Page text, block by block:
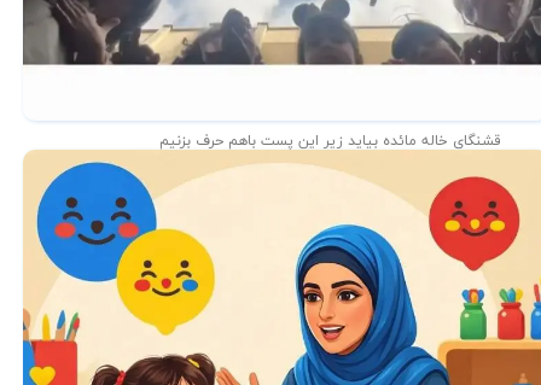
قشنگای خاله مائده بیاید زیر این پست باهم حرف بزنیم